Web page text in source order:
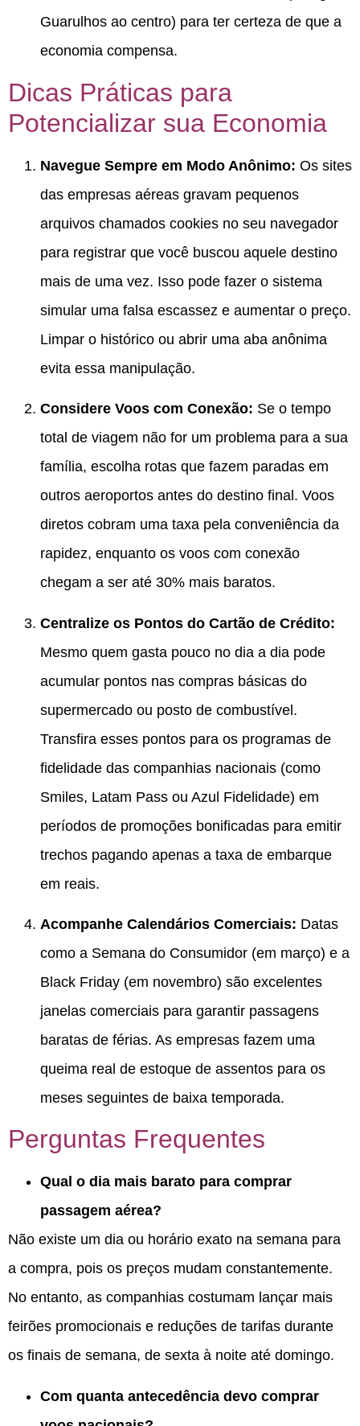
Guarulhos ao centro) para ter certeza de que a
economia compensa.
Dicas Práticas para
Potencializar sua Economia
Navegue Sempre em Modo Anônimo: Os sites
das empresas aéreas gravam pequenos
arquivos chamados cookies no seu navegador
para registrar que você buscou aquele destino
mais de uma vez. Isso pode fazer o sistema
simular uma falsa escassez e aumentar o preço.
Limpar o histórico ou abrir uma aba anônima
evita essa manipulação.
Considere Voos com Conexão: Se o tempo
total de viagem não for um problema para a sua
família, escolha rotas que fazem paradas em
outros aeroportos antes do destino final. Voos
diretos cobram uma taxa pela conveniência da
rapidez, enquanto os voos com conexão
chegam a ser até 30% mais baratos.
Centralize os Pontos do Cartão de Crédito:
Mesmo quem gasta pouco no dia a dia pode
acumular pontos nas compras básicas do
supermercado ou posto de combustível.
Transfira esses pontos para os programas de
fidelidade das companhias nacionais (como
Smiles, Latam Pass ou Azul Fidelidade) em
períodos de promoções bonificadas para emitir
trechos pagando apenas a taxa de embarque
em reais.
Acompanhe Calendários Comerciais: Datas
como a Semana do Consumidor (em março) e a
Black Friday (em novembro) são excelentes
janelas comerciais para garantir passagens
baratas de férias. As empresas fazem uma
queima real de estoque de assentos para os
meses seguintes de baixa temporada.
Perguntas Frequentes
Qual o dia mais barato para comprar
passagem aérea?
Não existe um dia ou horário exato na semana para
a compra, pois os preços mudam constantemente.
No entanto, as companhias costumam lançar mais
feirões promocionais e reduções de tarifas durante
os finais de semana, de sexta à noite até domingo.
Com quanta antecedência devo comprar